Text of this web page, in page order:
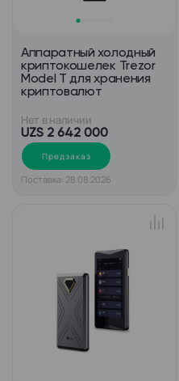
Аппаратный холодный
криптокошелек Trezor
Model T для хранения
криптовалют
Нет в наличии
UZS 2 642 000
Предзаказ
Поставка: 28.08.2026